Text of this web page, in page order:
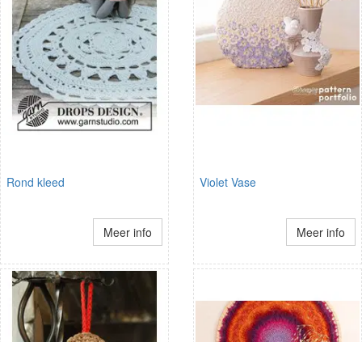
Rond kleed
Meer info
Violet Vase
Meer info